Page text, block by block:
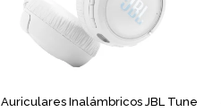
Auriculares Inalámbricos JBL Tune